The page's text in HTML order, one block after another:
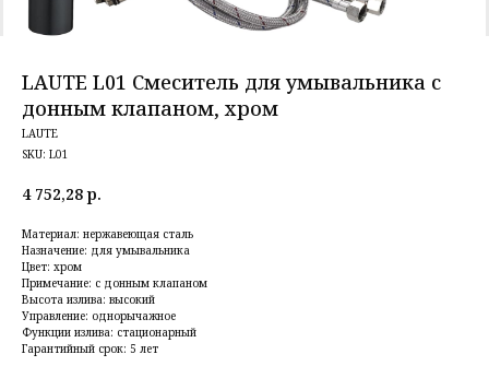
LAUTE L01 Смеситель для умывальника с
донным клапаном, хром
LAUTE
SKU: L01
4 752,28 р.
Материал: нержавеющая сталь
Назначение: для умывальника
Цвет: хром
Примечание: с донным клапаном
Высота излива: высокий
Управление: однорычажное
Функции излива: стационарный
Гарантийный срок: 5 лет